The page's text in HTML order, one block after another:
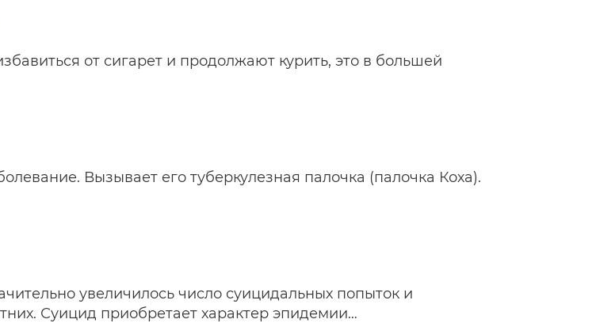
от сигарет и продолжают курить, это в большей
Вызывает его туберкулезная палочка (палочка Коха).
увеличилось число суицидальных попыток и
Суицид приобретает характер эпидемии…